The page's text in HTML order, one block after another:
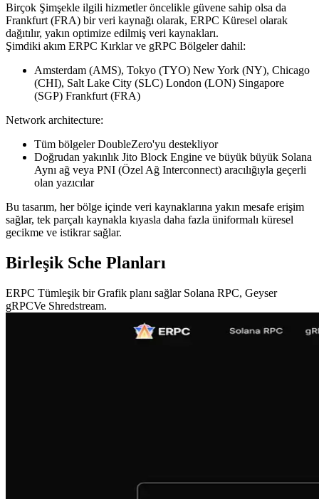
Birçok Şimşekle ilgili hizmetler öncelikle güvene sahip olsa da
Frankfurt (FRA) bir veri kaynağı olarak, ERPC Küresel olarak
dağıtılır, yakın optimize edilmiş veri kaynakları.
Şimdiki akım ERPC Kırklar ve gRPC Bölgeler dahil:
Amsterdam (AMS), Tokyo (TYO) New York (NY), Chicago
(CHI), Salt Lake City (SLC) London (LON) Singapore
(SGP) Frankfurt (FRA)
Network architecture:
Tüm bölgeler DoubleZero'yu destekliyor
Doğrudan yakınlık Jito Block Engine ve büyük büyük Solana
Aynı ağ veya PNI (Özel Ağ Interconnect) aracılığıyla geçerli
olan yazıcılar
Bu tasarım, her bölge içinde veri kaynaklarına yakın mesafe erişim
sağlar, tek parçalı kaynakla kıyasla daha fazla üniformalı küresel
gecikme ve istikrar sağlar.
Birleşik Sche Planları
ERPC Tümleşik bir Grafik planı sağlar Solana RPC, Geyser
gRPCVe Shredstream.